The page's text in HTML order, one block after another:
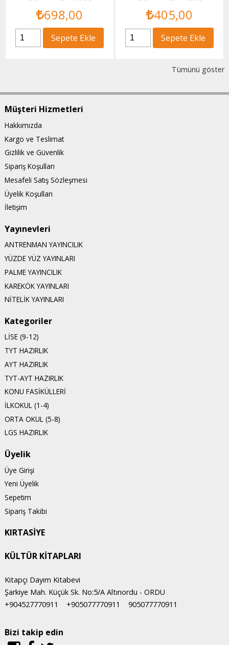
698,00
Sepete Ekle
405,00
Sepete Ekle
Tümünü göster
Müşteri Hizmetleri
Hakkımızda
Kargo ve Teslimat
Gizlilik ve Güvenlik
Sipariş Koşulları
Mesafeli Satış Sözleşmesi
Üyelik Koşulları
İletişim
Yayınevleri
ANTRENMAN YAYINCILIK
YÜZDE YÜZ YAYINLARI
PALME YAYINCILIK
KAREKÖK YAYINLARI
NİTELİK YAYINLARI
Kategoriler
LİSE (9-12)
TYT HAZIRLIK
AYT HAZIRLIK
TYT-AYT HAZIRLIK
KONU FASİKÜLLERİ
İLKOKUL (1-4)
ORTA OKUL (5-8)
LGS HAZIRLIK
Üyelik
Üye Girişi
Yeni Üyelik
Sepetim
Sipariş Takibi
KIRTASİYE
KÜLTÜR KİTAPLARI
Kitapçı Dayım Kitabevi
Şarkiye Mah. Küçük Sk. No:5/A Altınordu - ORDU
+904527770911
+905077770911 905077770911
Bizi takip edin